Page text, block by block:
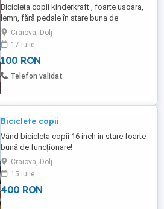
Bicicleta copii kinderkraft , foarte usoara,
lemn, fără pedale în stare buna de
funcționare .
Craiova, Dolj
17 iulie
100 RON
Telefon validat
Biciclete copii
Vând bicicleta copii 16 inch in stare foarte
bună de funcționare!
Craiova, Dolj
15 iulie
400 RON